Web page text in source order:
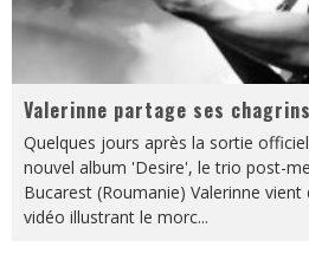
Valerinne partage ses
Quelques jours après la sortie
nouvel album 'Desire', le trio post-
Bucarest (Roumanie) Valerinne
vidéo illustrant le morc...